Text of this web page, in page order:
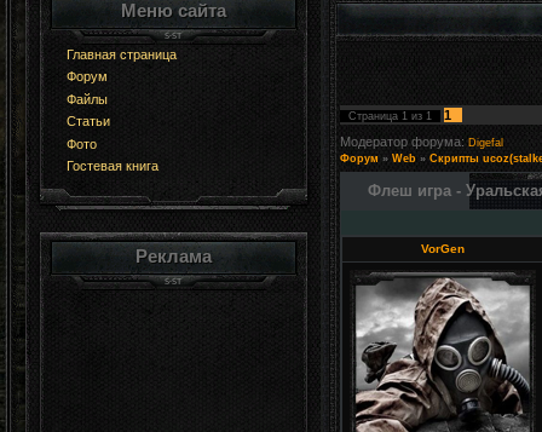
Меню сайта
Главная страница
Форум
Файлы
Статьи
Фото
Гостевая книга
Реклама
Страница 1 из 1
1
Модератор форума: Digefal
Форум » Web » Скрипты
Флеш игра -
VorGen